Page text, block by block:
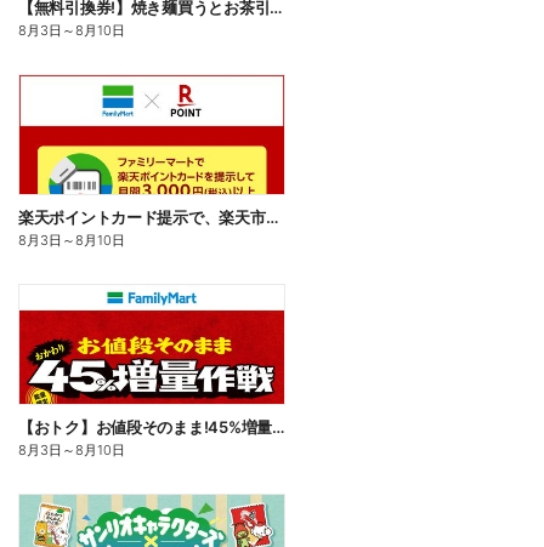
【無料引換券!】焼き麺買うとお茶引換券貰える!
8月3日 ～8月10日
楽天ポイントカード提示で、楽天市場でのお買い物がおトクに!
8月3日 ～8月10日
【おトク】お値段そのまま!45%増量作戦!
8月3日 ～8月10日